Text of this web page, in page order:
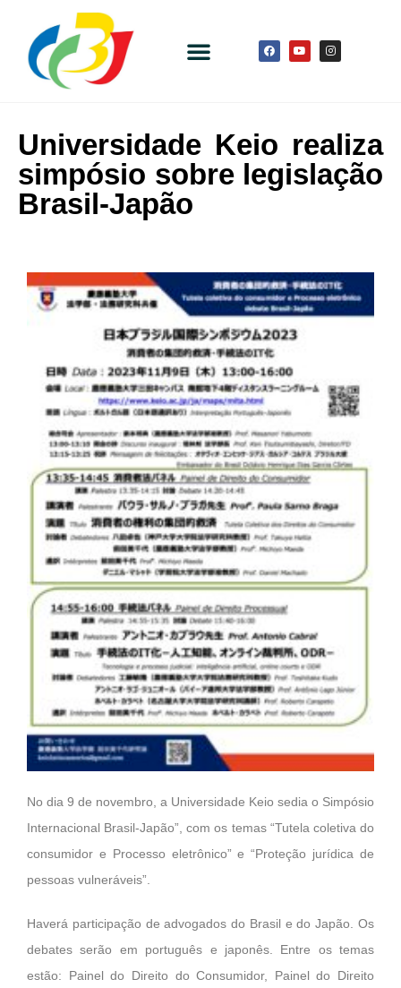
Universidade Keio realiza
simpósio sobre legislação
Brasil-Japão
No dia 9 de novembro, a Universidade Keio sedia o Simpósio
Internacional Brasil-Japão”, com os temas “Tutela coletiva do
consumidor e Processo eletrônico” e “Proteção jurídica de
pessoas vulneráveis”.
Haverá participação de advogados do Brasil e do Japão. Os
debates serão em português e japonês. Entre os temas
estão: Painel do Direito do Consumidor, Painel do Direito